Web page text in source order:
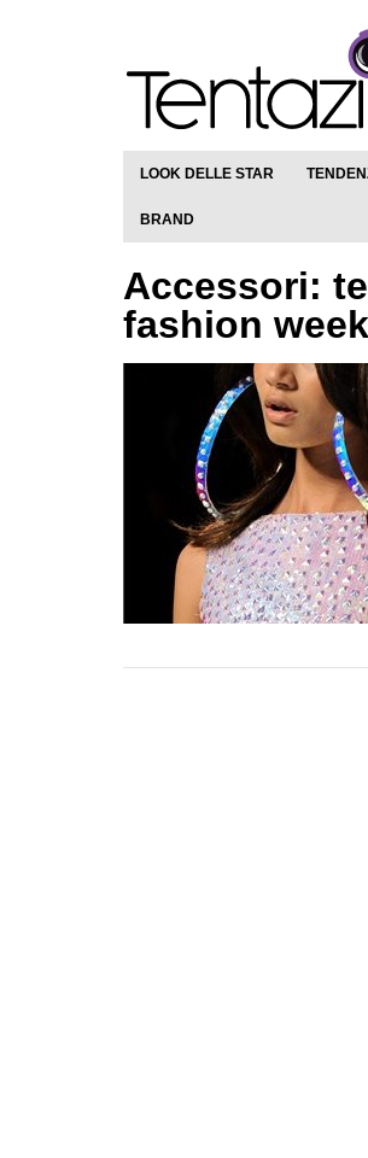
LOOK DELLE STAR
BRAND
Accessori:
fashion week